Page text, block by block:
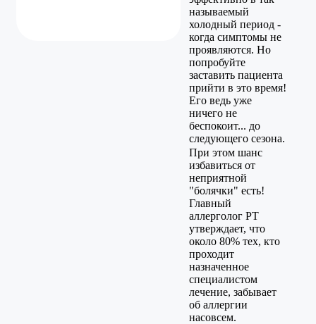
называемый
холодный период -
когда симптомы не
проявляются. Но
попробуйте
заставить пациента
прийти в это время!
Его ведь уже
ничего не
беспокоит... до
следующего сезона.
При этом шанс
избавиться от
неприятной
"болячки" есть!
Главный
аллерголог РТ
утверждает, что
около 80% тех, кто
проходит
назначенное
специалистом
лечение, забывает
об аллергии
насовсем.